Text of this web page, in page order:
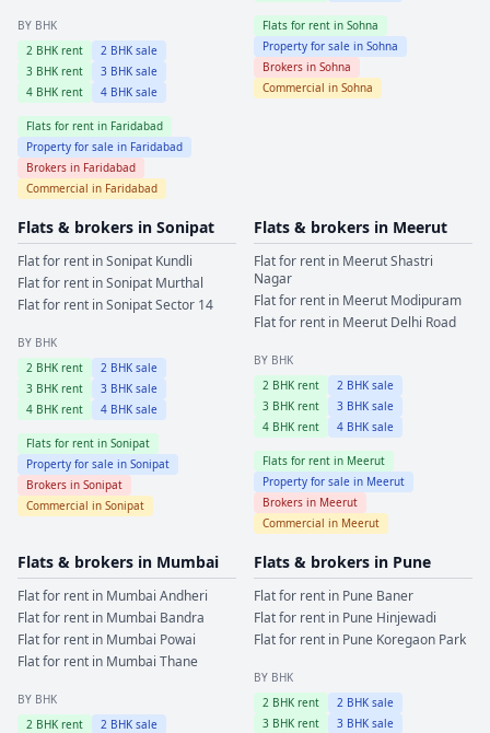
BY BHK
2 BHK rent 2 BHK sale
3 BHK rent 3 BHK sale
4 BHK rent 4 BHK sale
Flats for rent in Faridabad
Property for sale in Faridabad
Brokers in Faridabad
Commercial in Faridabad
Flats for rent in Sohna
Property for sale in Sohna
Brokers in Sohna
Commercial in Sohna
Flats & brokers in Sonipat
Flat for rent inSonipat Kundli
Flat for rent inSonipat Murthal
Flat for rent inSonipatSector 14
BY BHK
2 BHK rent 2 BHK sale
3 BHK rent 3 BHK sale
4 BHK rent 4 BHK sale
Flats for rent in Sonipat
Property for sale in Sonipat
Brokers in Sonipat
Commercial in Sonipat
Flats & brokers in Meerut
Flat for rent in MeerutShastri
Nagar
Flat for rent in Meerut Modipuram
Flat for rent in Meerut Delhi Road
BY BHK
2 BHK rent 2 BHK sale
3 BHK rent 3 BHK sale
4 BHK rent 4 BHK sale
Flats for rent in Meerut
Property for sale in Meerut
Brokers in Meerut
Commercial in Meerut
Flats & brokers in Mumbai
Flat for rent in Mumbai Andheri
Flat for rent in Mumbai Bandra
Flat for rent in Mumbai Powai
Flat for rent in Mumbai Thane
BY BHK
2 BHK rent 2 BHK sale
Flats & brokers in Pune
Flat for rent in Pune Baner
Flat for rent in Pune Hinjewadi
Flat for rent in Pune Koregaon Park
BY BHK
2 BHK rent 2 BHK sale
3 BHK rent 3 BHK sale